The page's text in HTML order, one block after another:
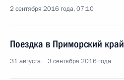
2 сентября 2016 года, 07:10
Поездка в Приморский край
31 августа − 3 сентября 2016 года